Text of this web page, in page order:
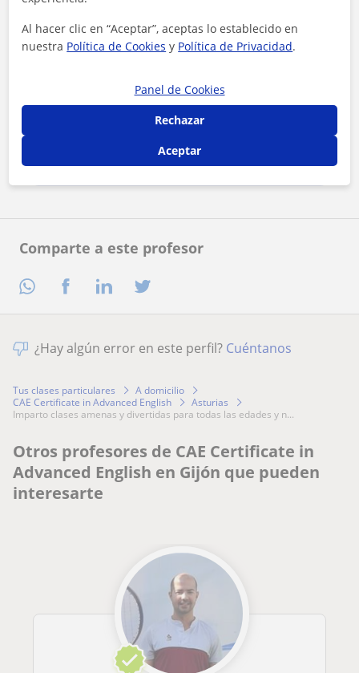
Comparte a este profesor
Al hacer clic, aceptas nuestroaviso legal
Contactar ahora
¿Hay algún error en este perfil? Cuéntanos
Tus clases particulares
A domicilio
CAE Certificate in Advanced English
Asturias
imparto clases amenas y divertidas para todas las edades y n...
Otros profesores de CAE Certificate in
Advanced English en Gijón que pueden
interesarte
Al hacer clic en “Aceptar”, aceptas lo establecido en
nuestra Política de Cookies y Política de Privacidad.
Panel de Cookies
Rechazar
Aceptar